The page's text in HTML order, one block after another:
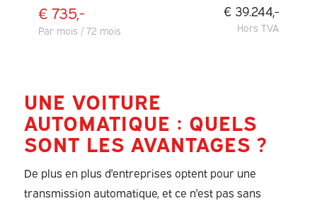
€ 735,-
Par mois / 72 mois
€ 39.244,-
Hors TVA
UNE VOITURE
AUTOMATIQUE : QUELS
SONT LES AVANTAGES ?
De plus en plus d'entreprises optent pour une
transmission automatique, et ce n'est pas sans